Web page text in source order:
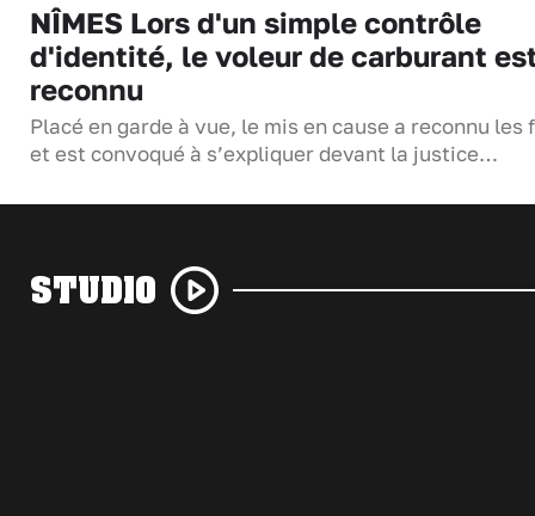
NÎMES Lors d'un simple contrôle
d'identité, le voleur de carburant
reconnu
Placé en garde à vue, le mis en cause a reconnu les
et est convoqué à s’expliquer devant la justice…
STUDIO